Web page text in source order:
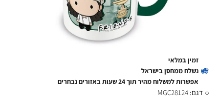
זמין במלאי
נשלח ממחסן בישראל
אפשרות למשלוח מהיר תוך 24 שעות באזורים נבחרים
דגם: MGC28124